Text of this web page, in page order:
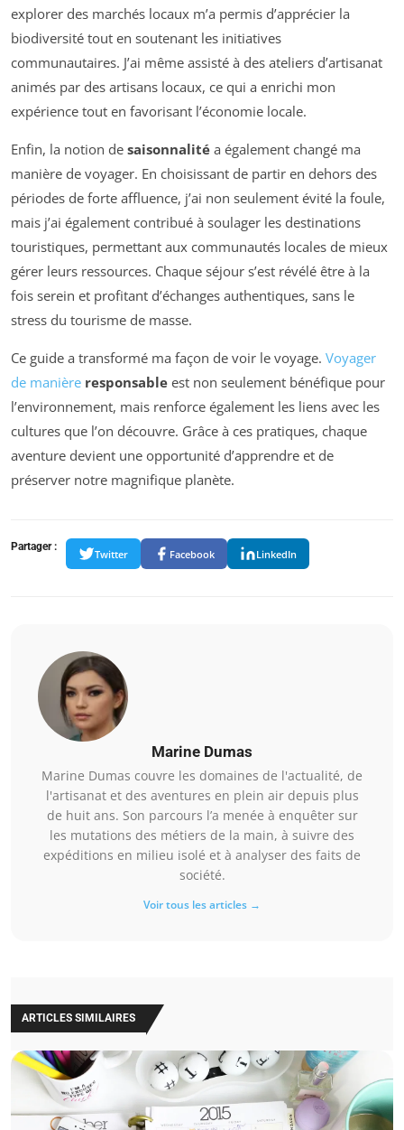
explorer des marchés locaux m’a permis d’apprécier la
biodiversité tout en soutenant les initiatives
communautaires. J’ai même assisté à des ateliers d’artisanat
animés par des artisans locaux, ce qui a enrichi mon
expérience tout en favorisant l’économie locale.
Enfin, la notion de saisonnalité a également changé ma
manière de voyager. En choisissant de partir en dehors des
périodes de forte affluence, j’ai non seulement évité la foule,
mais j’ai également contribué à soulager les destinations
touristiques, permettant aux communautés locales de mieux
gérer leurs ressources. Chaque séjour s’est révélé être à la
fois serein et profitant d’échanges authentiques, sans le
stress du tourisme de masse.
Ce guide a transformé ma façon de voir le voyage. Voyager
de manière responsable est non seulement bénéfique pour
l’environnement, mais renforce également les liens avec les
cultures que l’on découvre. Grâce à ces pratiques, chaque
aventure devient une opportunité d’apprendre et de
préserver notre magnifique planète.
Partager :
Twitter Facebook LinkedIn
Marine Dumas
Marine Dumas couvre les domaines de l'actualité, de
l'artisanat et des aventures en plein air depuis plus
de huit ans. Son parcours l’a menée à enquêter sur
les mutations des métiers de la main, à suivre des
expéditions en milieu isolé et à analyser des faits de
société.
Voir tous les articles →
ARTICLES SIMILAIRES